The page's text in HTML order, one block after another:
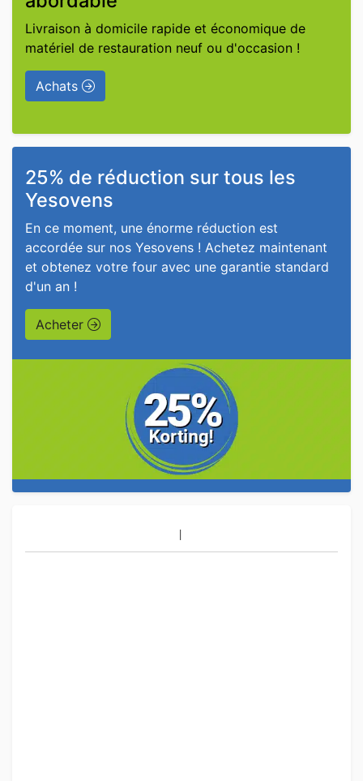
Livraison à domicile rapide et économique de
matériel de restauration neuf ou d'occasion !
Achats
25% de réduction sur tous les
Yesovens
En ce moment, une énorme réduction est
accordée sur nos Yesovens ! Achetez maintenant
et obtenez votre four avec une garantie standard
d'un an !
Acheter